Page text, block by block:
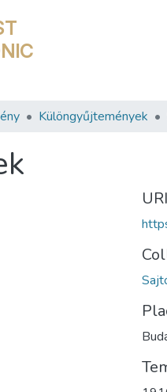
Különgyűjtemények
URI